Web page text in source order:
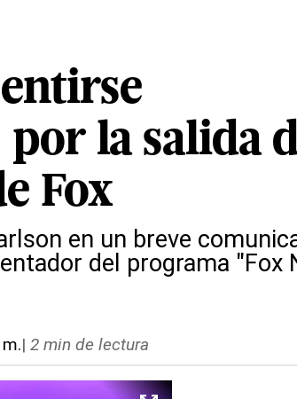
la salida
Fox
en un breve
del programa "Fox
| 2 min de lectura